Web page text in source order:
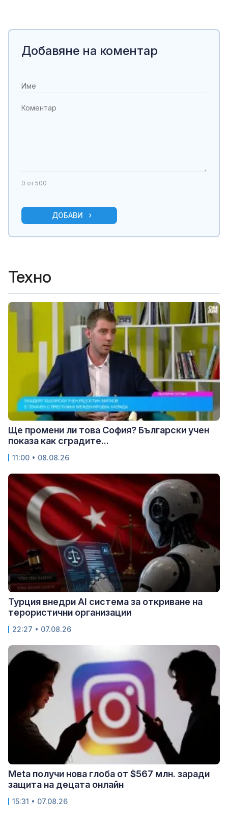
Добавяне на коментар
0 от 500
ДОБАВИ
Техно
Ще промени ли това София? Български учен
показа как сградите...
11:00 • 08.08.26
Турция внедри AI система за откриване на
терористични организации
22:27 • 07.08.26
Meta получи нова глоба от $567 млн. заради
защита на децата онлайн
15:31 • 07.08.26